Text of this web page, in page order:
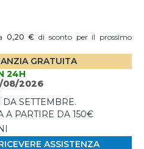
0,20 € di sconto per il prossimo
GRATUITA
24H
08/2026
SETTEMBRE.
A PARTIRE DA 150€
ASSISTENZA